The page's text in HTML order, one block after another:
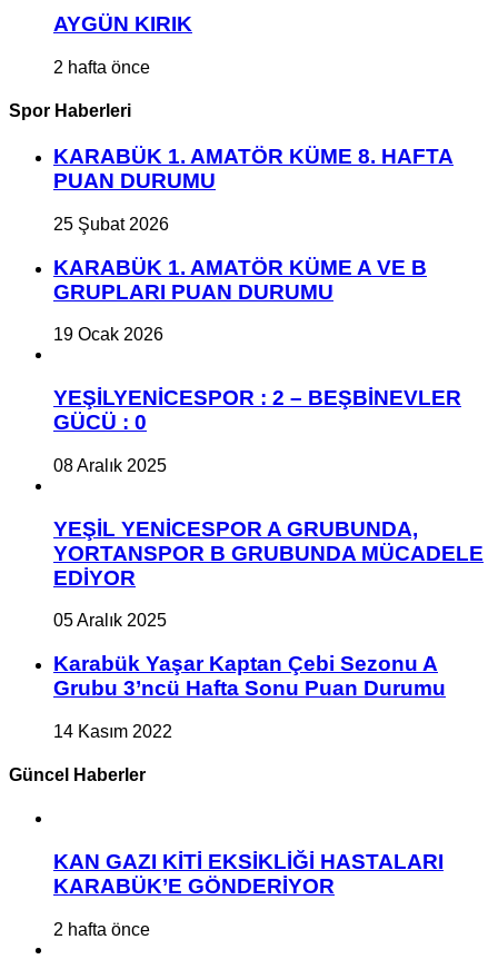
AYGÜN KIRIK
2 hafta önce
Spor Haberleri
KARABÜK 1. AMATÖR KÜME 8. HAFTA
PUAN DURUMU
25 Şubat 2026
KARABÜK 1. AMATÖR KÜME A VE B
GRUPLARI PUAN DURUMU
19 Ocak 2026
YEŞİLYENİCESPOR : 2 – BEŞBİNEVLER
GÜCÜ : 0
08 Aralık 2025
YEŞİL YENİCESPOR A GRUBUNDA,
YORTANSPOR B GRUBUNDA MÜCADELE
EDİYOR
05 Aralık 2025
Karabük Yaşar Kaptan Çebi Sezonu A
Grubu 3’ncü Hafta Sonu Puan Durumu
14 Kasım 2022
Güncel Haberler
KAN GAZI KİTİ EKSİKLİĞİ HASTALARI
KARABÜK’E GÖNDERİYOR
2 hafta önce